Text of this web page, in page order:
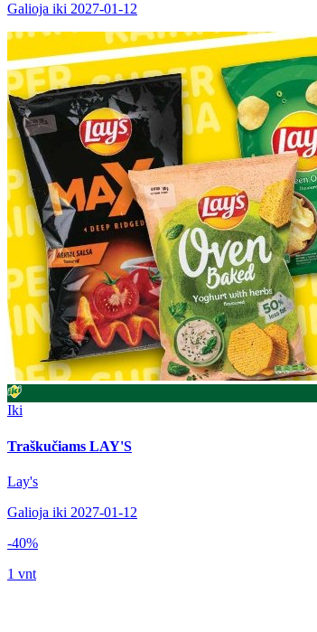
Galioja iki 2027-01-12
Iki
Traškučiams LAY'S
Lay's
Galioja iki 2027-01-12
-40%
1 vnt